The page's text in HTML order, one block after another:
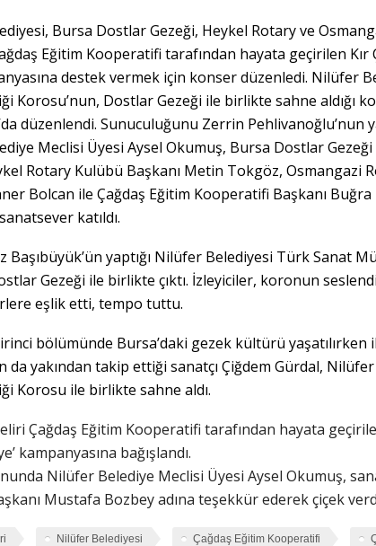
Bursa Dostlar Gezeği, Heykel Rotary ve
Eğitim Kooperatifi tarafından hayata geçirilen Kır
destek vermek için konser düzenledi. Nilüfer
Korosu’nun, Dostlar Gezeği ile birlikte sahne aldığı
düzenlendi. Sunuculuğunu Zerrin Pehlivanoğlu’nun
Meclisi Üyesi Aysel Okumuş, Bursa Dostlar Gezeği
Rotary Kulübü Başkanı Metin Tokgöz, Osmangazi
Bolcan ile Çağdaş Eğitim Kooperatifi Başkanı
katıldı.
Başıbüyük’ün yaptığı Nilüfer Belediyesi Türk Sanat
Gezeği ile birlikte çıktı. İzleyiciler, koronun
eşlik etti, tempo tuttu.
bölümünde Bursa’daki gezek kültürü yaşatılırken
da yakından takip ettiği sanatçı Çiğdem Gürdal,
Korosu ile birlikte sahne aldı.
Çağdaş Eğitim Kooperatifi tarafından hayata
kampanyasına bağışlandı.
Nilüfer Belediye Meclisi Üyesi Aysel Okumuş,
Mustafa Bozbey adına teşekkür ederek çiçek
Nilüfer Belediyesi Çağdaş Eğitim Kooperatifi